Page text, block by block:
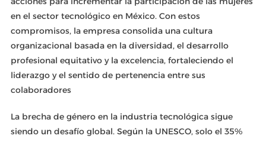
en el sector tecnológico en México. Con estos
compromisos, la empresa consolida una cultura
organizacional basada en la diversidad, el desarrollo
profesional equitativo y la excelencia, fortaleciendo el
liderazgo y el sentido de pertenencia entre sus
colaboradores
La brecha de género en la industria tecnológica sigue
siendo un desafío global. Según la UNESCO, solo el 35%